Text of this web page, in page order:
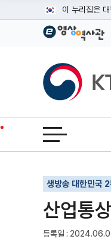
이 누리집은
공식 누리집
이밖에 or.kr 또
운영중인 공식
KTV국민방송
전체메뉴 열기
생방송 대한민국
산업통
등록일 :
기사인쇄
글자확대
글자축소